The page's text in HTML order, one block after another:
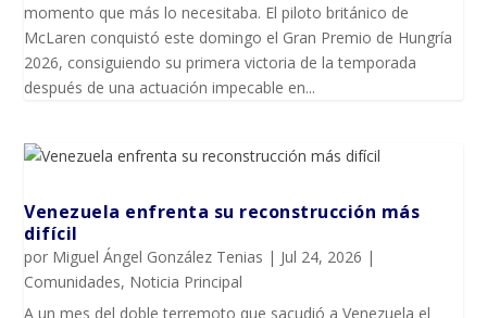
momento que más lo necesitaba. El piloto británico de
McLaren conquistó este domingo el Gran Premio de Hungría
2026, consiguiendo su primera victoria de la temporada
después de una actuación impecable en...
Venezuela enfrenta su reconstrucción más
difícil
por Miguel Ángel González Tenias | Jul 24, 2026 |
Comunidades, Noticia Principal
A un mes del doble terremoto que sacudió a Venezuela el